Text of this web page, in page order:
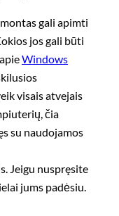
gali apimti
jos gali būti
Windows
visais atvejais
čia
su naudojamos
Jeigu nuspręsite
jums padėsiu.